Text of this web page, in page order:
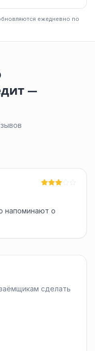
ежедневно по
—
напоминают о
сделать